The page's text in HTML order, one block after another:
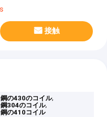
接触
の430のコイル,
304のコイル,
の410コイル